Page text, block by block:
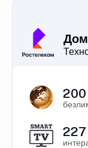
200
227